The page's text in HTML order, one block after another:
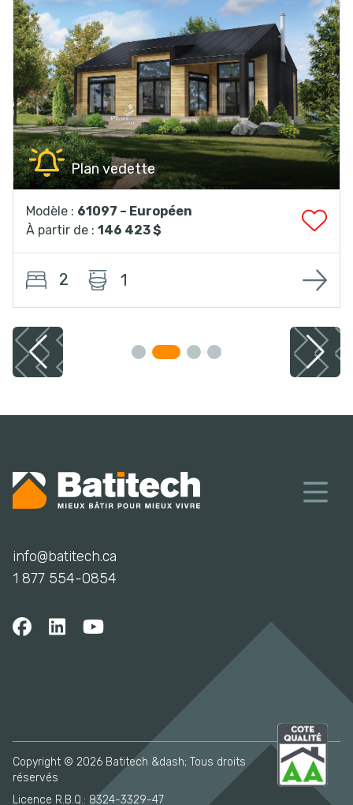
Plan vedette
Modèle : 61097 – Européen
À partir de : 146 423 $
2 1
info@batitech.ca
1 877 554-0854
Copyright © 2026 Batitech &dash; Tous droits
réservés
Licence R.B.Q.: 8324-3329-47